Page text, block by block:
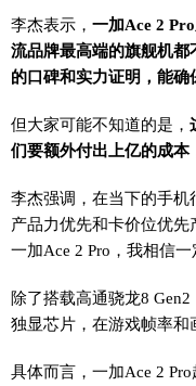
李杰表示， 一加Ace 2
流品牌最高端的旗舰机
的口碑和实力证明，能确
但大家可能不知道的是，
们要额外付出上亿的成本
李杰强调，在当下的手
产品力优先和卡价位优
一加Ace 2 Pro，我相信一
除了搭载高通骁龙8
独显芯片，在游戏帧率和
具体而言，一加Ace 2